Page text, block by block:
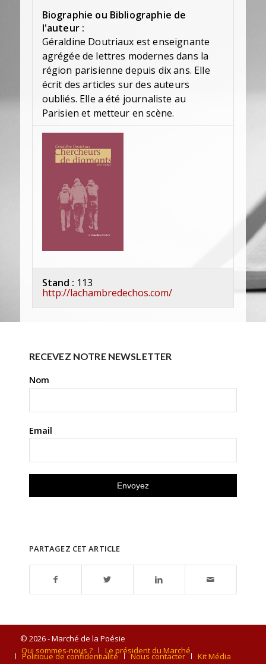
Biographie ou Bibliographie de
l'auteur :
Géraldine Doutriaux est enseignante
agrégée de lettres modernes dans la
région parisienne depuis dix ans. Elle
écrit des articles sur des auteurs
oubliés. Elle a été journaliste au
Parisien et metteur en scène.
Stand : 113
http://lachambredechos.com/
RECEVEZ NOTRE NEWSLETTER
Nom
Email
PARTAGEZ CET ARTICLE
© 2026 - Marché de la Poésie
Qui sommes-nous ?
Le président du Marché
Politique de confidentialité Nous contacter Kit Média